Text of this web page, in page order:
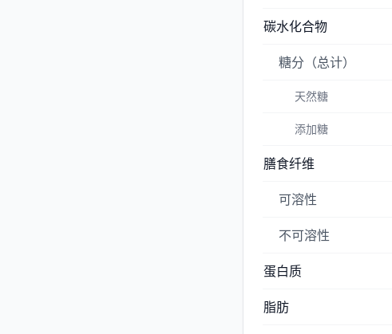
碳水化合物
糖分（总计）
天然糖
添加糖
膳食纤维
可溶性
不可溶性
蛋白质
脂肪